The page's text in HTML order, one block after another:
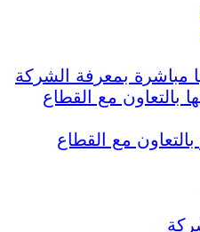
مباشرة بمعرفة الشركة
بالتعاون مع القطاع
بالتعاون مع القطاع